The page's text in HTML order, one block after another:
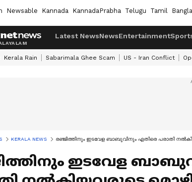
Newsable Kannada KannadaPrabha Telugu Tamil Bangla
Latest NewsNewsEntertainment
Kerala Rain Sabarimala Ghee Scam US - Iran Conflict
KERALA NEWS രഞ്ജിത്തിനും ഇടവേള ബാബുവിനും എതിരെ പരാതി
ഇടവേള